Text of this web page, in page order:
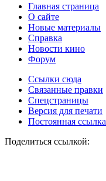
Главная страница
О сайте
Новые материалы
Справка
Новости кино
Форум
Ссылки сюда
Связанные правки
Спецстраницы
Версия для печати
Постоянная ссылка
Поделиться ссылкой: